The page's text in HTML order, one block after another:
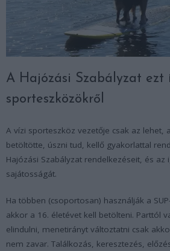
A Hajózási Szabályzat ezt
sporteszközökről
A vízi sporteszköz vezetője csak az lehet,
betöltötte, úszni tud, kellő gyakorlattal
Hajózási Szabályzat rendelkezéseit, és az
sajátosságát.
Ha többen (csoportosan) használják a
akkor a 16. életévet kell betölteni. Parttól
elindulni, menetirányt változtatni csak
nem zavar. Találkozás, keresztezés,